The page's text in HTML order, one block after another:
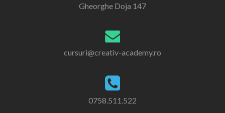
Gheorghe Doja 147
cursuri@creativ-academy.ro
0758.511.522